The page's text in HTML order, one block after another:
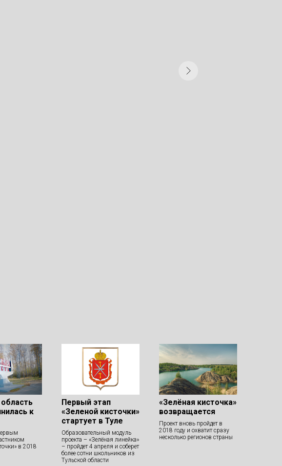
к
в 2018
Первый этап
«Зеленой кисточки»
стартует в Туле
Образовательный модуль
проекта – «Зелёная линейка»
– пройдет 4 апреля и соберет
более сотни школьников из
Тульской области
«Зелёная кисточка»
возвращается
Проект вновь пройдет в
2018 году и охватит сразу
несколько регионов страны